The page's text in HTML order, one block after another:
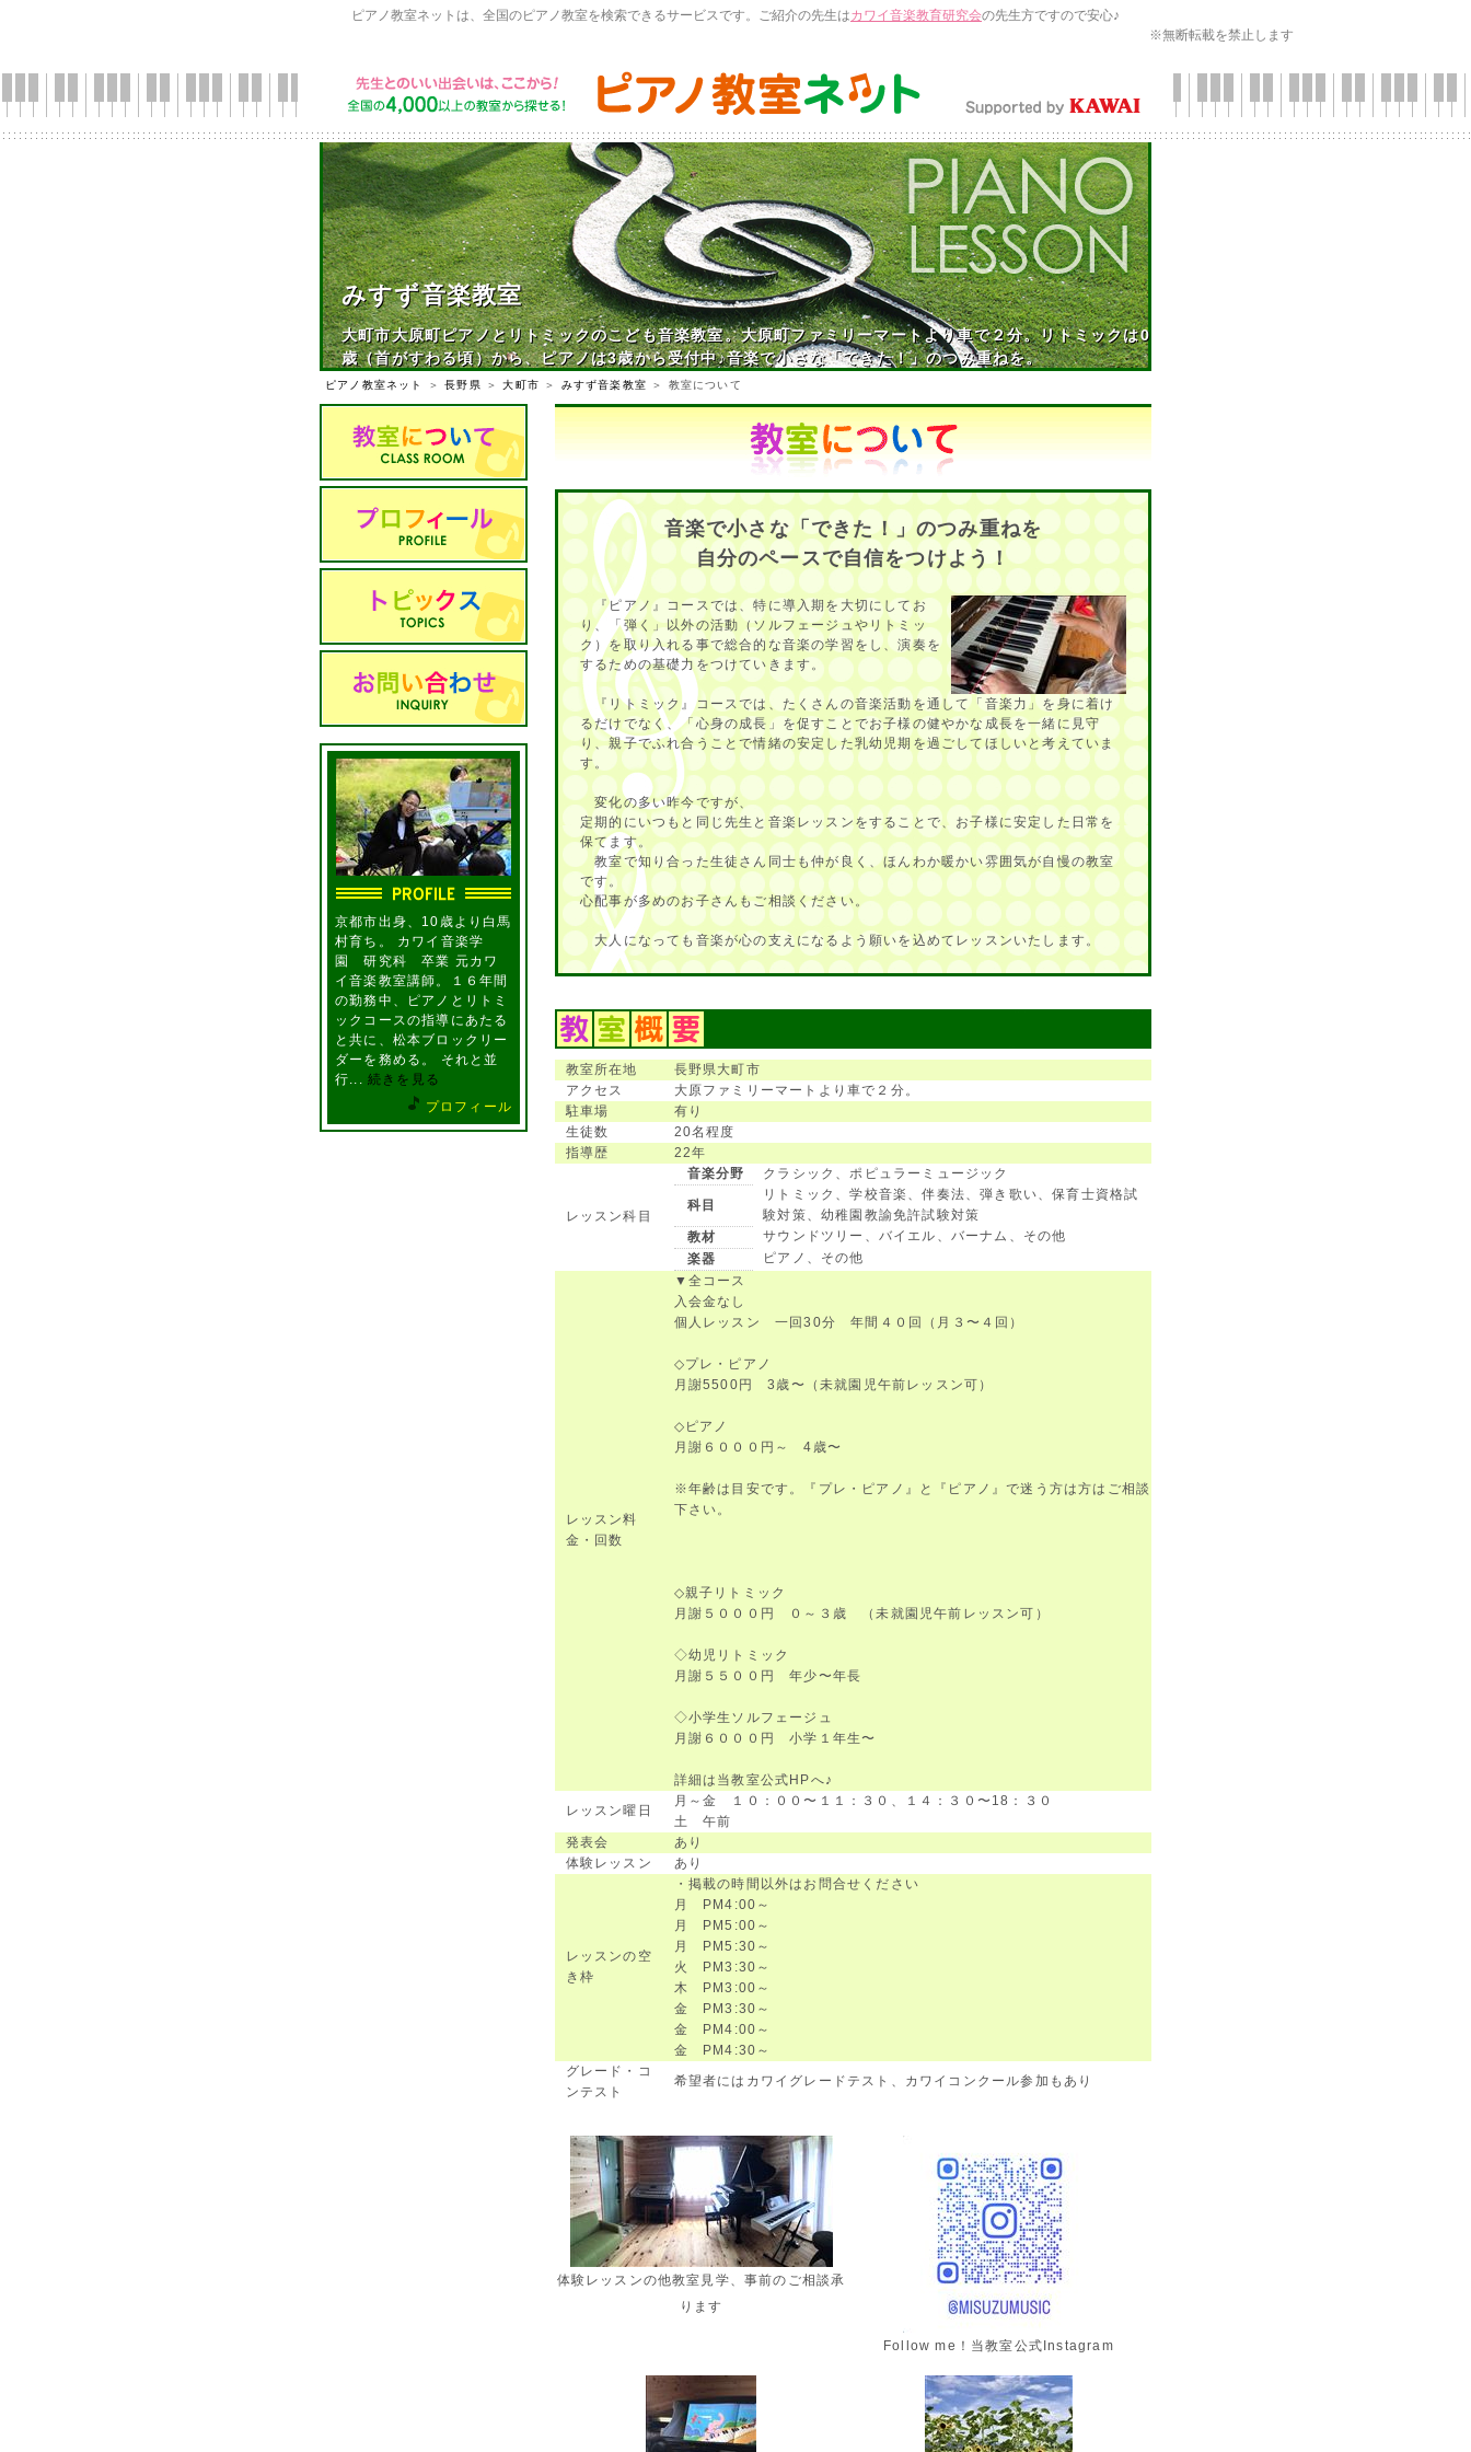
ピアノ教室ネットは、全国のピアノ教室を検索できるサービスです。ご紹介の先生はカワイ音楽教育研究会の先生方ですので安心♪
※無断転載を禁止します
みすず音楽教室
大町市大原町ピアノとリトミックのこども音楽教室。大原町ファミリーマートより車で２分。リトミックは0
歳（首がすわる頃）から、ピアノは3歳から受付中♪音楽で小さな「できた！」のつみ重ねを。
ピアノ教室ネット ＞長野県 ＞大町市 ＞ みすず音楽教室 ＞ 教室について
京都市出身、10歳より白馬
村育ち。 カワイ音楽学
園 研究科 卒業 元カワ
イ音楽教室講師。１６年間
の勤務中、ピアノとリトミ
ックコースの指導にあたる
と共に、松本ブロックリー
ダーを務める。 それと並
行... 続きを見る
プロフィール
音楽で小さな「できた！」のつみ重ねを
自分のペースで自信をつけよう！
『ピアノ』コースでは、特に導入期を大切にしてお
り、「弾く」以外の活動（ソルフェージュやリトミッ
ク）を取り入れる事で総合的な音楽の学習をし、演奏を
するための基礎力をつけていきます。
『リトミック』コースでは、たくさんの音楽活動を通して「音楽力」を身に着け
るだけでなく、「心身の成長」を促すことでお子様の健やかな成長を一緒に見守
り、親子でふれ合うことで情緒の安定した乳幼児期を過ごしてほしいと考えていま
す。
変化の多い昨今ですが、
定期的にいつもと同じ先生と音楽レッスンをすることで、お子様に安定した日常を
保てます。
教室で知り合った生徒さん同士も仲が良く、ほんわか暖かい雰囲気が自慢の教室
です。
心配事が多めのお子さんもご相談ください。
大人になっても音楽が心の支えになるよう願いを込めてレッスンいたします。
教室所在地
長野県大町市
アクセス
大原ファミリーマートより車で２分。
駐車場
有り
生徒数
20名程度
指導歴
22年
レッスン科目
音楽分野 クラシック、ポピュラーミュージック
科目
リトミック、学校音楽、伴奏法、弾き歌い、保育士資格試
験対策、幼稚園教諭免許試験対策
教材
サウンドツリー、バイエル、バーナム、その他
楽器
ピアノ、その他
レッスン料
金・回数
▼全コース
入会金なし
個人レッスン 一回30分 年間４０回（月３〜４回）
◇プレ・ピアノ
月謝5500円 3歳〜（未就園児午前レッスン可）
◇ピアノ
月謝６０００円～ 4歳〜
※年齢は目安です。『プレ・ピアノ』と『ピアノ』で迷う方は方はご相談
下さい。
◇親子リトミック
月謝５０００円 ０～３歳 （未就園児午前レッスン可）
◇幼児リトミック
月謝５５００円 年少〜年長
◇小学生ソルフェージュ
月謝６０００円 小学１年生〜
詳細は当教室公式HPへ♪
レッスン曜日
月～金 １０：００〜１１：３０、１４：３０〜18：３０
土 午前
発表会
あり
体験レッスン
あり
レッスンの空
き枠
・掲載の時間以外はお問合せください
月 PM4:00～
月 PM5:00～
月 PM5:30～
火 PM3:30～
木 PM3:00～
金 PM3:30～
金 PM4:00～
金 PM4:30～
グレード・コ
ンテスト
希望者にはカワイグレードテスト、カワイコンクール参加もあり
体験レッスンの他教室見学、事前のご相談承
ります
Follow me！当教室公式Instagram